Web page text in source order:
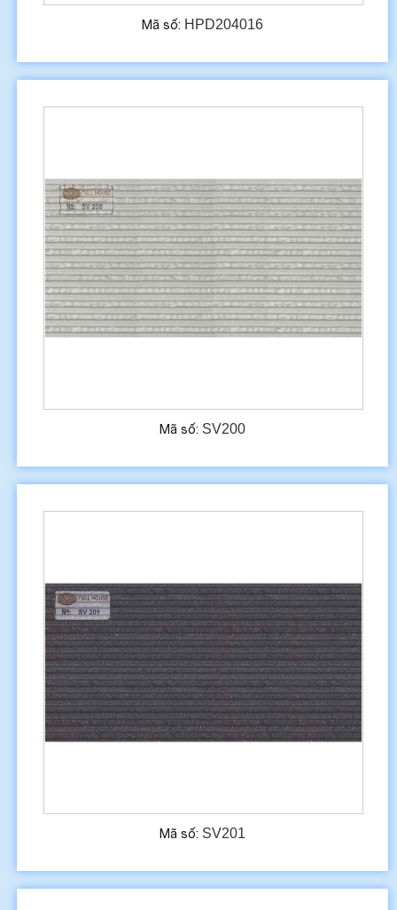
Mã số: HPD204016
Mã số: SV200
Mã số: SV201